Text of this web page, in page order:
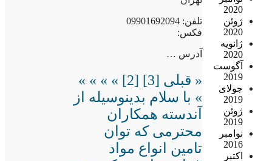
2020
ژوئن
2020
ژانویه
2020
آگوست
2019
جولای
2019
ژوئن
2019
نوامبر
2016
اکتبر
تلفن: 09901692094
فکس:
آدرس …
« قبلی [3] [2] » » » »
» با سلام بدینوسیله از
آندسته همکاران
محترمی که توان
تامین انواع مواد